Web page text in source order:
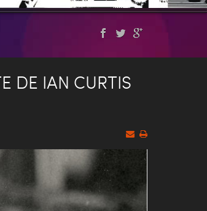
DE IAN CURTIS